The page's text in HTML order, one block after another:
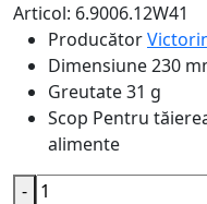
Articol: 6.9006.12W41
Producător
Dimensiune230
Greutate31 g
Scop Pentru
alimente
-